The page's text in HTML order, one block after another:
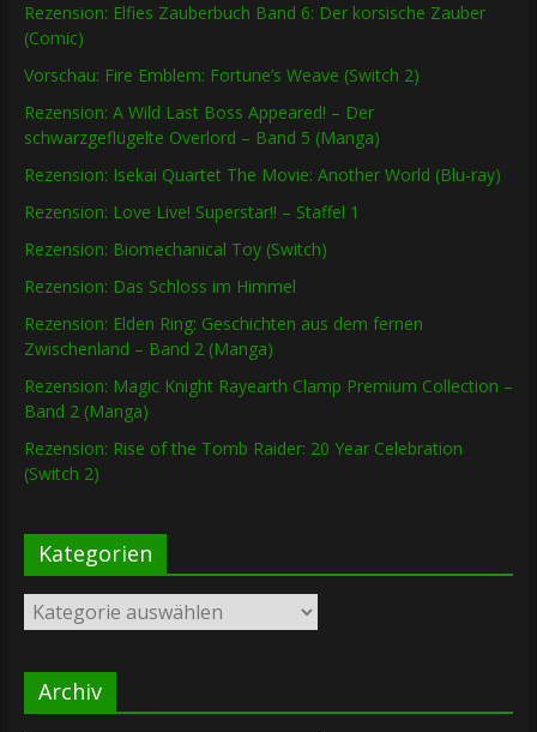
Rezension: Elfies Zauberbuch Band 6: Der korsische Zauber
(Comic)
Vorschau: Fire Emblem: Fortune’s Weave (Switch 2)
Rezension: A Wild Last Boss Appeared! – Der
schwarzgeflügelte Overlord – Band 5 (Manga)
Rezension: Isekai Quartet The Movie: Another World (Blu-ray)
Rezension: Love Live! Superstar!! – Staffel 1
Rezension: Biomechanical Toy (Switch)
Rezension: Das Schloss im Himmel
Rezension: Elden Ring: Geschichten aus dem fernen
Zwischenland – Band 2 (Manga)
Rezension: Magic Knight Rayearth Clamp Premium Collection –
Band 2 (Manga)
Rezension: Rise of the Tomb Raider: 20 Year Celebration
(Switch 2)
Kategorien
Kategorien
Archiv